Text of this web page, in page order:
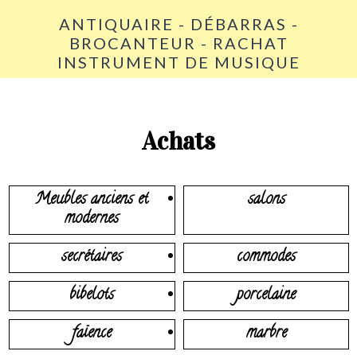
ANTIQUAIRE - DÉBARRAS -
BROCANTEUR - RACHAT
INSTRUMENT DE MUSIQUE
Achats
Meubles anciens et
modernes
salons
secrétaires
commodes
bibelots
porcelaine
faïence
marbre